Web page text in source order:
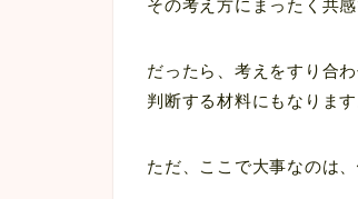
その考え方にまったく共
だったら、考えをすり合
判断する材料にもなります
ただ、ここで大事なのは、